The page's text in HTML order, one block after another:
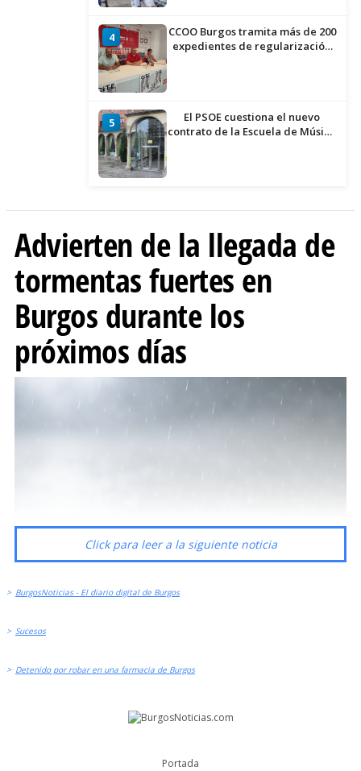
4
CCOO Burgos tramita más de 200
expedientes de regularización
5
El PSOE cuestiona el nuevo
contrato de la Escuela de Música
Advierten de la llegada de
tormentas fuertes en
Burgos durante los
próximos días
Click para leer a la siguiente noticia
> BurgosNoticias - El diario digital de Burgos
> Sucesos
> Detenido por robar en una farmacia de Burgos
Portada